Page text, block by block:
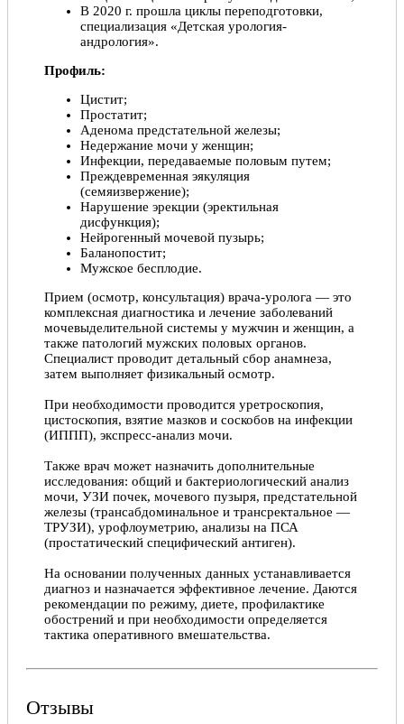
В 2020 г. прошла циклы переподготовки,
специализация «Детская урология-
андрология».
Профиль:
Цистит;
Простатит;
Аденома предстательной железы;
Недержание мочи у женщин;
Инфекции, передаваемые половым путем;
Преждевременная эякуляция
(семяизвержение);
Нарушение эрекции (эректильная
дисфункция);
Нейрогенный мочевой пузырь;
Баланопостит;
Мужское бесплодие.
Прием (осмотр, консультация) врача-уролога — это
комплексная диагностика и лечение заболеваний
мочевыделительной системы у мужчин и женщин, а
также патологий мужских половых органов.
Специалист проводит детальный сбор анамнеза,
затем выполняет физикальный осмотр.
При необходимости проводится уретроскопия,
цистоскопия, взятие мазков и соскобов на инфекции
(ИППП), экспресс-анализ мочи.
Также врач может назначить дополнительные
исследования: общий и бактериологический анализ
мочи, УЗИ почек, мочевого пузыря, предстательной
железы (трансабдоминальное и трансректальное —
ТРУЗИ), урофлоуметрию, анализы на ПСА
(простатический специфический антиген).
На основании полученных данных устанавливается
диагноз и назначается эффективное лечение. Даются
рекомендации по режиму, диете, профилактике
обострений и при необходимости определяется
тактика оперативного вмешательства.
Отзывы